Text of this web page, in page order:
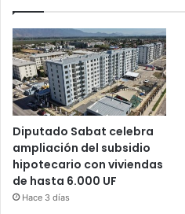
Diputado Sabat celebra
ampliación del subsidio
hipotecario con viviendas
de hasta 6.000 UF
Hace 3 días